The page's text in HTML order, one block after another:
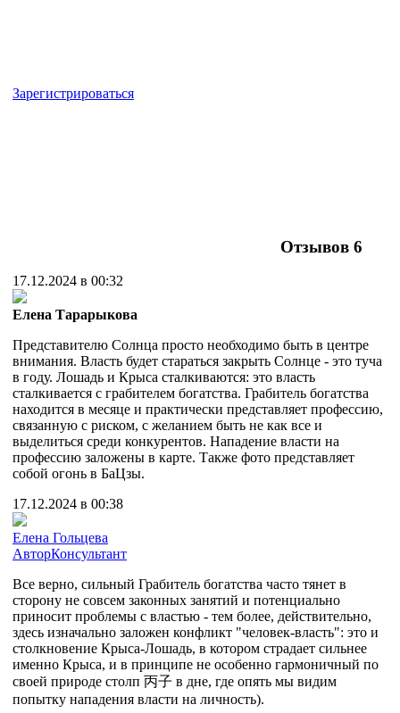
Зарегистрироваться
Отзывов 6
17.12.2024 в 00:32
Елена Тарарыкова
Представителю Солнца просто необходимо быть в центре
внимания. Власть будет стараться закрыть Солнце - это туча
в году. Лошадь и Крыса сталкиваются: это власть
сталкивается с грабителем богатства. Грабитель богатства
находится в месяце и практически представляет профессию,
связанную с риском, с желанием быть не как все и
выделиться среди конкурентов. Нападение власти на
профессию заложены в карте. Также фото представляет
собой огонь в БаЦзы.
17.12.2024 в 00:38
Елена Гольцева
АвторКонсультант
Все верно, сильный Грабитель богатства часто тянет в
сторону не совсем законных занятий и потенциально
приносит проблемы с властью - тем более, действительно,
здесь изначально заложен конфликт "человек-власть": это и
столкновение Крыса-Лошадь, в котором страдает сильнее
именно Крыса, и в принципе не особенно гармоничный по
своей природе столп 丙子 в дне, где опять мы видим
попытку нападения власти на личность).